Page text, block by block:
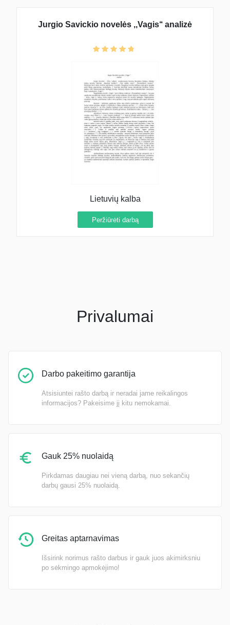
Jurgio Savickio novelės ,,Vagis‘‘ analizė
Lietuvių kalba
Peržiūrėti darbą
Privalumai
Darbo pakeitimo garantija
Atsisiuntei rašto darbą ir neradai jame reikalingos
informacijos? Pakeisime jį kitu nemokamai.
Gauk 25% nuolaidą
Pirkdamas daugiau nei vieną darbą, nuo sekančių
darbų gausi 25% nuolaidą.
Greitas aptarnavimas
Išsirink norimus rašto darbus ir gauk juos akimirksniu
po sėkmingo apmokėjimo!